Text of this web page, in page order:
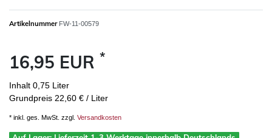
Artikelnummer FW-11-00579
16,95 EUR *
Inhalt 0,75 Liter
Grundpreis 22,60 € / Liter
* inkl. ges. MwSt. zzgl. Versandkosten